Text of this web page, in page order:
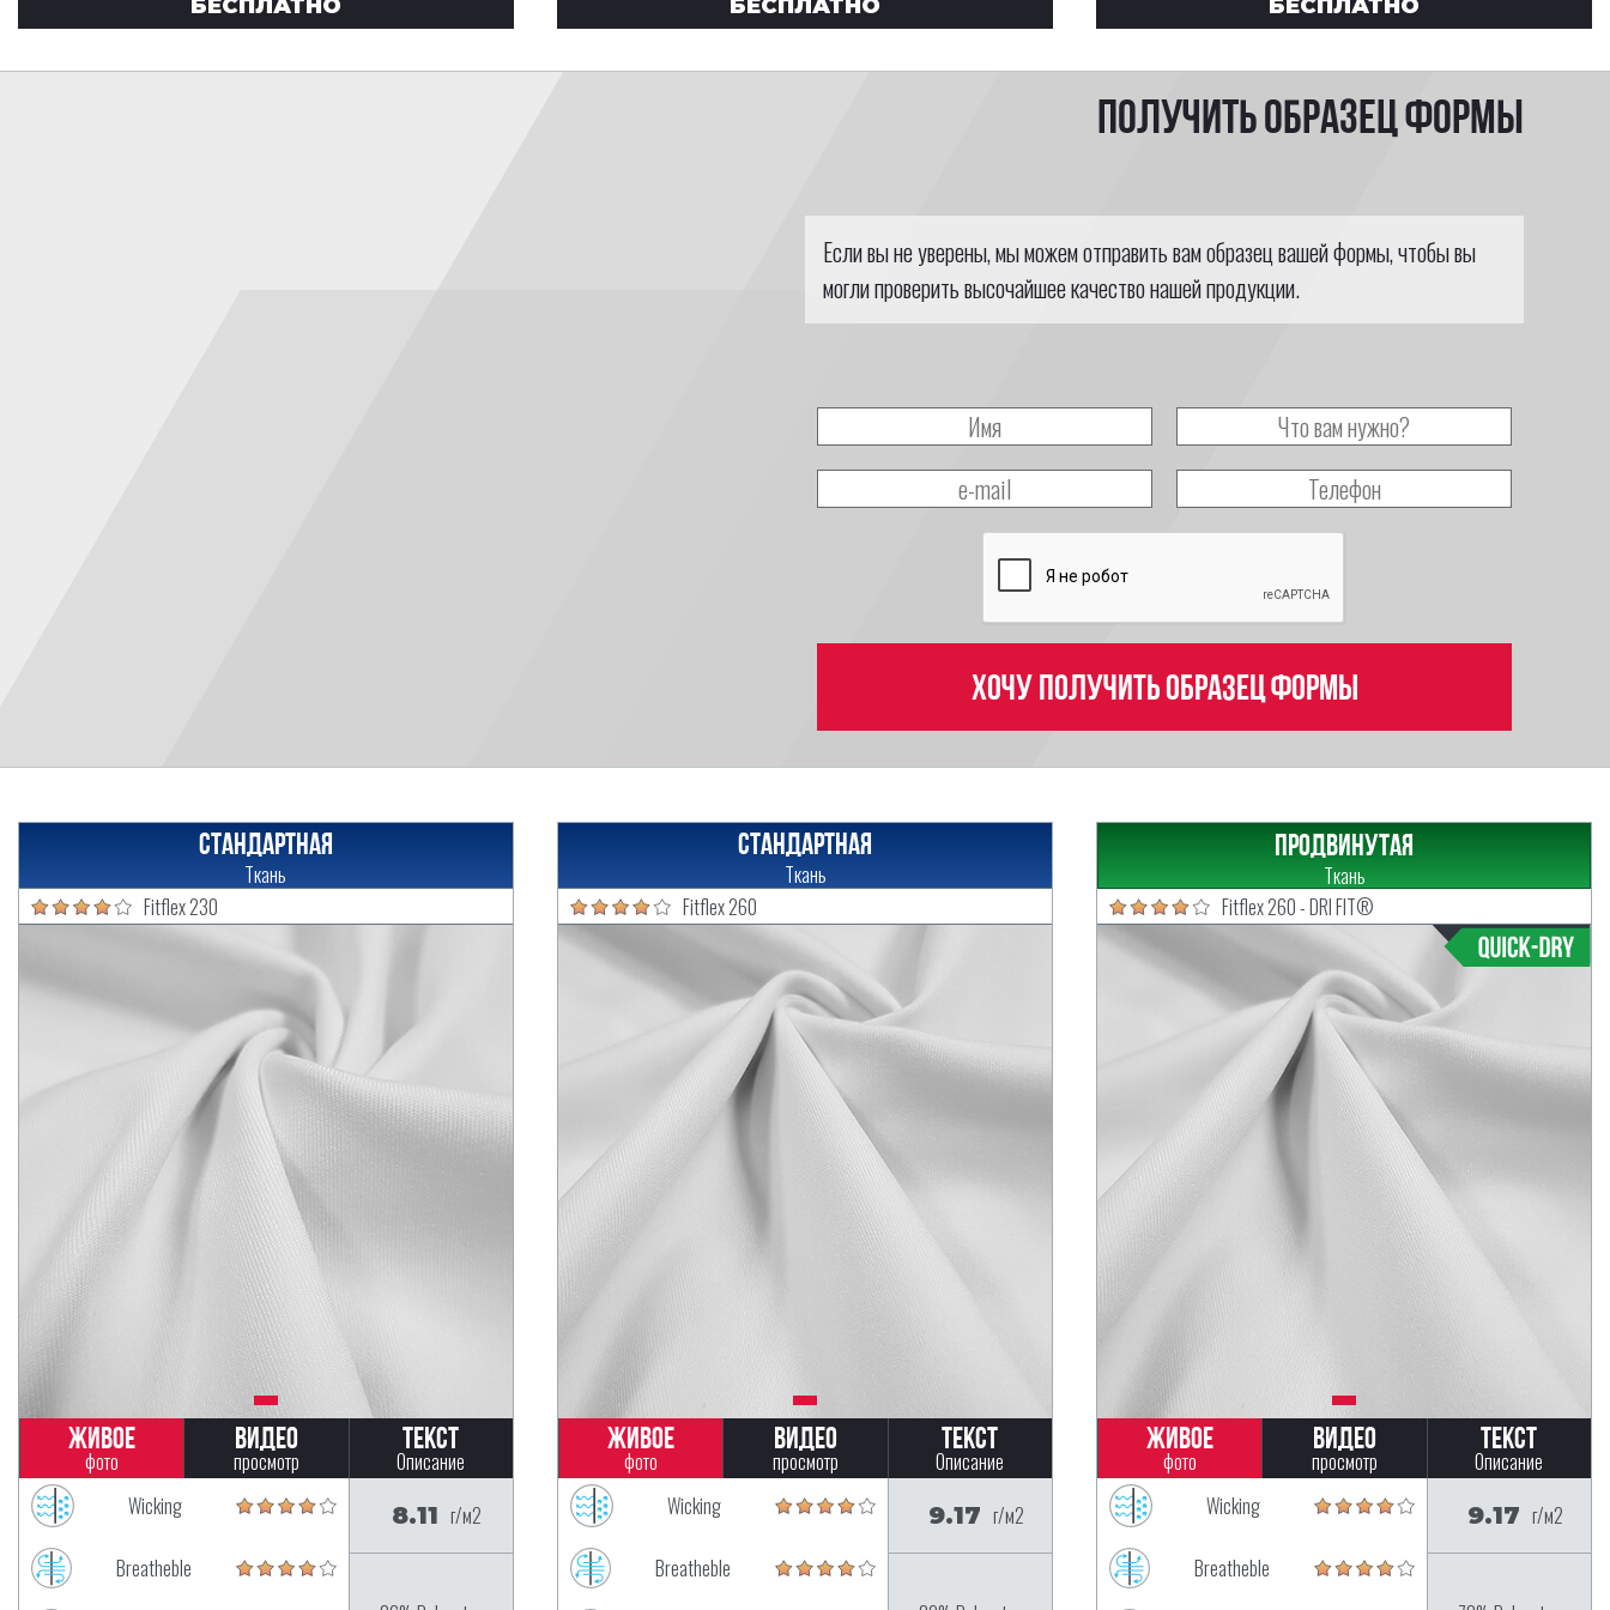
БЕСПЛАТНО
БЕСПЛАТНО
БЕСПЛАТНО
Получить образец формы
Если вы не уверены, мы можем отправить вам образец вашей формы, чтобы вы
могли проверить высочайшее качество нашей продукции.
Хочу получить образец формы
Стандартная
Ткань
Fitflex 230
Живое
фото
Видео
просмотр
Текст
Описание
Wicking
Breatheble
8.11 г/м2
Стандартная
Ткань
Fitflex 260
Живое
фото
Видео
просмотр
Текст
Описание
Wicking
Breatheble
9.17 г/м2
Продвинутая
Ткань
Fitflex 260 - DRI FIT®
Живое
фото
Видео
просмотр
Текст
Описание
Wicking
Breatheble
9.17 г/м2